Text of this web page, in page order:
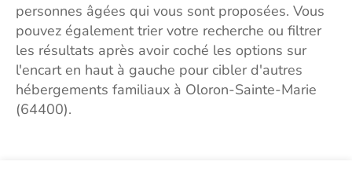
personnes âgées qui vous sont proposées. Vous
pouvez également trier votre recherche ou filtrer
les résultats après avoir coché les options sur
l'encart en haut à gauche pour cibler d'autres
hébergements familiaux à Oloron-Sainte-Marie
(64400).